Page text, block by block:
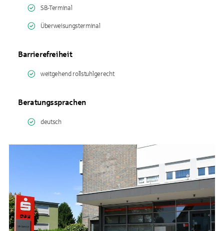
SB-Terminal
Überweisungsterminal
Barrierefreiheit
weitgehend rollstuhlgerecht
Beratungssprachen
deutsch